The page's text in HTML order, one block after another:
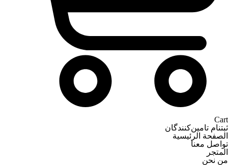
Cart
ثبتنام تامین‌کنندگان
الصفحة الرئيسية
تواصل معنا
المتجر
من نحن